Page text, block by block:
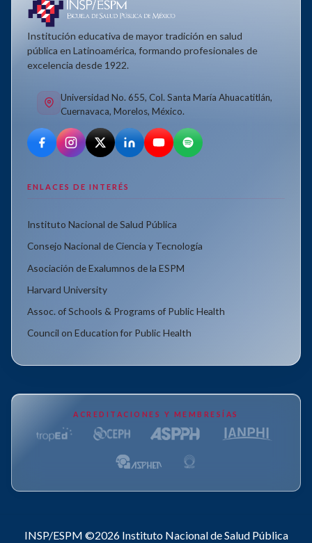
Institución educativa de mayor tradición en salud
pública en Latinoamérica, formando profesionales de
excelencia desde 1922.
Universidad No. 655, Col. Santa María Ahuacatitlán,
Cuernavaca, Morelos, México.
ENLACES DE INTERÉS
Instituto Nacional de Salud Pública
Consejo Nacional de Ciencia y Tecnología
Asociación de Exalumnos de la ESPM
Harvard University
Assoc. of Schools & Programs of Public Health
Council on Education for Public Health
ACREDITACIONES Y MEMBRESÍAS
INSP/ESPM ©2026Instituto Nacional de Salud Pública